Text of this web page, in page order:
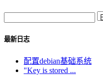
最新日志
配置debian基础系统
"Key is stored ...